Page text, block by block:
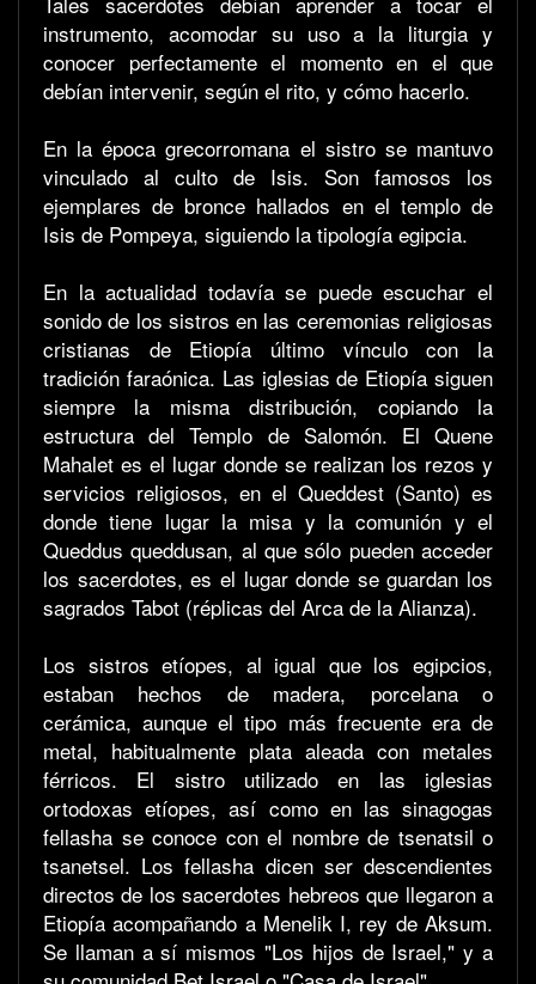
instrumento, acomodar su uso a la liturgia y
conocer perfectamente el momento en el que
debían intervenir, según el rito, y cómo hacerlo.
En la época grecorromana el sistro se mantuvo
vinculado al culto de Isis. Son famosos los
ejemplares de bronce hallados en el templo de
Isis de Pompeya, siguiendo la tipología egipcia.
En la actualidad todavía se puede escuchar el
sonido de los sistros en las ceremonias religiosas
cristianas de Etiopía último vínculo con la
tradición faraónica. Las iglesias de Etiopía siguen
siempre la misma distribución, copiando la
estructura del Templo de Salomón. El Quene
Mahalet es el lugar donde se realizan los rezos y
servicios religiosos, en el Queddest (Santo) es
donde tiene lugar la misa y la comunión y el
Queddus queddusan, al que sólo pueden acceder
los sacerdotes, es el lugar donde se guardan los
sagrados Tabot (réplicas del Arca de la Alianza).
Los sistros etíopes, al igual que los egipcios,
estaban hechos de madera, porcelana o
cerámica, aunque el tipo más frecuente era de
metal, habitualmente plata aleada con metales
férricos. El sistro utilizado en las iglesias
ortodoxas etíopes, así como en las sinagogas
fellasha se conoce con el nombre de tsenatsil o
tsanetsel. Los fellasha dicen ser descendientes
directos de los sacerdotes hebreos que llegaron a
Etiopía acompañando a Menelik I, rey de Aksum.
Se llaman a sí mismos "Los hijos de Israel," y a